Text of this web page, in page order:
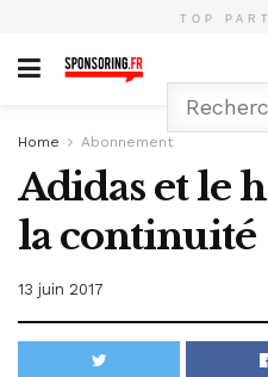
TOP
Home Abonnement
Adidas et le
la continuité
13 juin 2017